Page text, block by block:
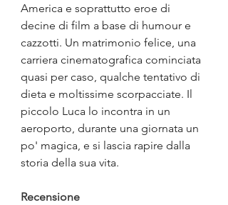
America e soprattutto eroe di
decine di film a base di humour e
cazzotti. Un matrimonio felice, una
carriera cinematografica cominciata
quasi per caso, qualche tentativo di
dieta e moltissime scorpacciate. Il
piccolo Luca lo incontra in un
aeroporto, durante una giornata un
po' magica, e si lascia rapire dalla
storia della sua vita.
Recensione